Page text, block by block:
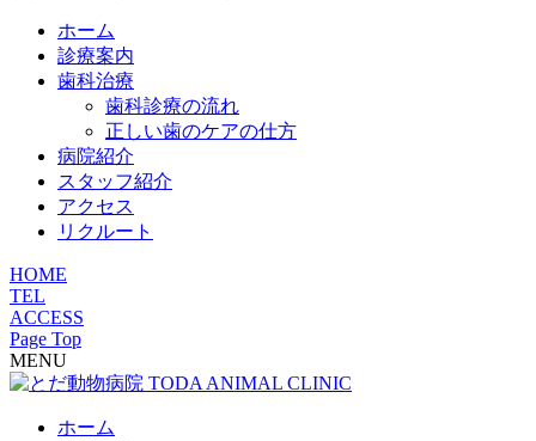
ホーム
診療案内
歯科治療
歯科診療の流れ
正しい歯のケアの仕方
病院紹介
スタッフ紹介
アクセス
リクルート
HOME
TEL
ACCESS
Page Top
MENU
ホーム